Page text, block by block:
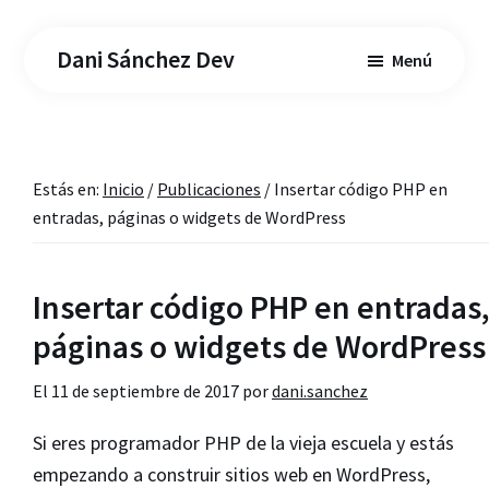
Dani Sánchez Dev Menú
Estás en: Inicio / Publicaciones / Insertar código PHP en
entradas, páginas o widgets de WordPress
Insertar código PHP en entradas,
páginas o widgets de WordPress
El 11 de septiembre de 2017 pordani.sanchez
Si eres programador PHP de la vieja escuela y estás
empezando a construir sitios web en WordPress,